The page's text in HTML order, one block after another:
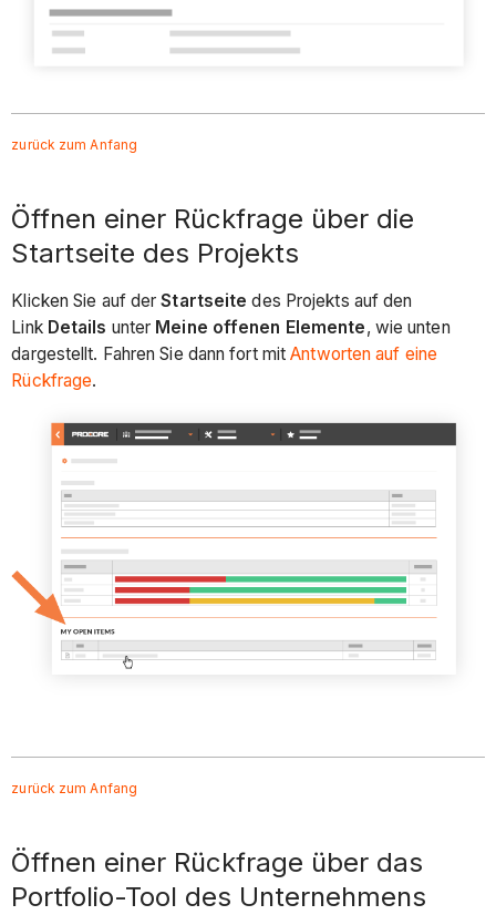
zurück zum Anfang
Öffnen einer Rückfrage über die
Startseite des Projekts
Klicken Sie auf derStartseite des Projekts auf den
Link Details unter Meine offenen Elemente, wie unten
dargestellt. Fahren Sie dann fort mitAntworten auf eine
Rückfrage.
zurück zum Anfang
Öffnen einer Rückfrage über das
Portfolio-Tool des Unternehmens